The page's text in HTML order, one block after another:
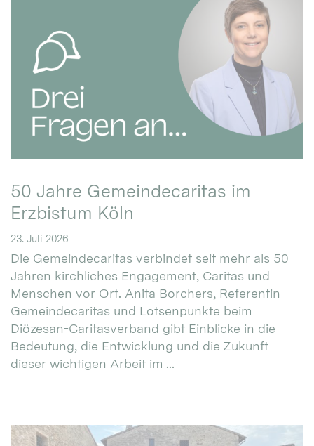
50 Jahre Gemeindecaritas im
Erzbistum Köln
23. Juli 2026
Die Gemeindecaritas verbindet seit mehr als 50
Jahren kirchliches Engagement, Caritas und
Menschen vor Ort. Anita Borchers, Referentin
Gemeindecaritas und Lotsenpunkte beim
Diözesan-Caritasverband gibt Einblicke in die
Bedeutung, die Entwicklung und die Zukunft
dieser wichtigen Arbeit im ...